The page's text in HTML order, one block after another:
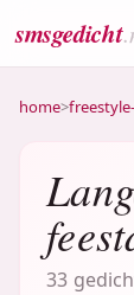
smsgedicht
home>
33